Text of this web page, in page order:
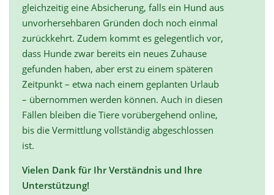
gleichzeitig eine Absicherung, falls ein Hund aus
unvorhersehbaren Gründen doch noch einmal
zurückkehrt. Zudem kommt es gelegentlich vor,
dass Hunde zwar bereits ein neues Zuhause
gefunden haben, aber erst zu einem späteren
Zeitpunkt – etwa nach einem geplanten Urlaub
– übernommen werden können. Auch in diesen
Fällen bleiben die Tiere vorübergehend online,
bis die Vermittlung vollständig abgeschlossen
ist.
Vielen Dank für Ihr Verständnis und Ihre
Unterstützung!